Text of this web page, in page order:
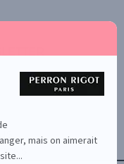
mais on aimerait